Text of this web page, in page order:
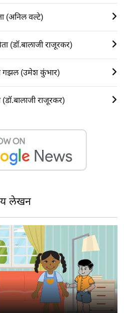
(अनिल वल्टे)
(डॉ.बालाजी राजूरकर)
गझल (उमेश कुंभार)
(डॉ.बालाजी राजूरकर)
लेखन